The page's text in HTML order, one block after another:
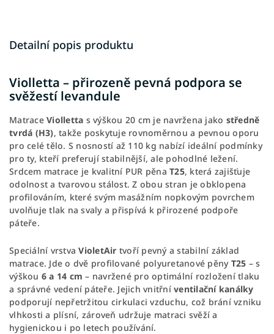
Detailní popis produktu
Violletta – přirozeně pevná podpora se
svěžestí levandule
Matrace Violletta s výškou 20 cm je navržena jako středně
tvrdá (H3), takže poskytuje rovnoměrnou a pevnou oporu
pro celé tělo. S nosností až 110 kg nabízí ideální podmínky
pro ty, kteří preferují stabilnější, ale pohodlné ležení.
Srdcem matrace je kvalitní PUR pěna T25, která zajišťuje
odolnost a tvarovou stálost. Z obou stran je obklopena
profilováním, které svým masážním nopkovým povrchem
uvolňuje tlak na svaly a přispívá k přirozené podpoře
páteře.
Speciální vrstvaVioletAir tvoří pevný a stabilní základ
matrace. Jde o dvě profilované polyuretanové pěny T25 – s
výškou 6 a 14 cm – navržené pro optimální rozložení tlaku
a správné vedení páteře. Jejich vnitřní ventilační kanálky
podporují nepřetržitou cirkulaci vzduchu, což brání vzniku
vlhkosti a plísní, zároveň udržuje matraci svěží a
hygienickou i po letech používání.